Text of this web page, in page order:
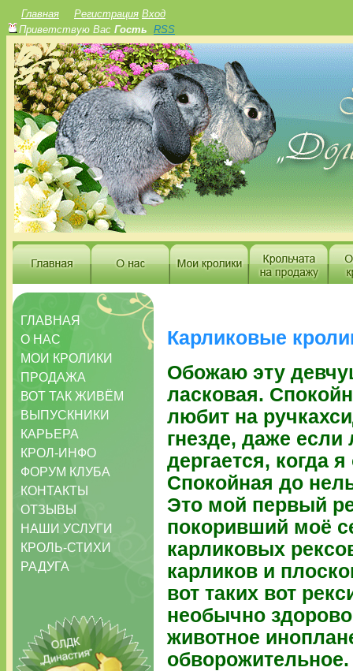
Главная Регистрация Вход
Приветствую Вас Гость RSS
ГЛАВНАЯ
О НАС
МОИ КРОЛИКИ
ПРОДАЖА
ВОТ ТАК ЖИВЁМ
ВЫПУСКНИКИ
КАРЬЕРА
КРОЛ-ИНФО
ФОРУМ КЛУБА
КОНТАКТЫ
ОТЗЫВЫ
НАШИ УСЛУГИ
КРОЛЬ-СТИХИ
РАДУГА
Карликовые
Обожаю эту
ласковая.
любит на
гнезде, даже если
дергается, когда
Спокойная до
Это мой первый
покоривший моё
карликовых
карликов и
вот таких вот
необычно
животное
обворожительное.